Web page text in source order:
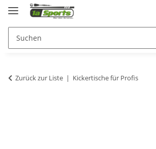
Zurück zur Liste Kickertische für Profis